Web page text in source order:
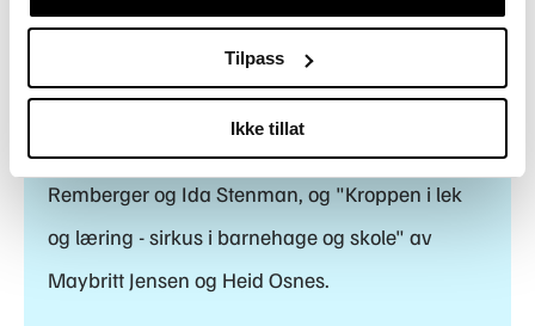
Tilpass
Ikke tillat
Sirkusressursen er inspirert av bøkene "Cirkus i
skolan" av Josefin Karlsson, Christoffer
Remberger og Ida Stenman, og "Kroppen i lek
og læring - sirkus i barnehage og skole" av
Maybritt Jensen og Heid Osnes.